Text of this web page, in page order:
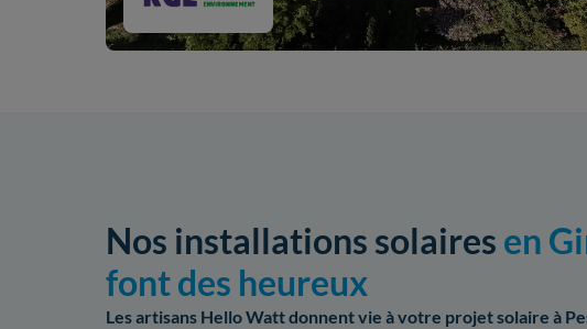
Nos installations solaires en
font des heureux
Les artisans Hello Watt donnent vie à votre projet solaire à